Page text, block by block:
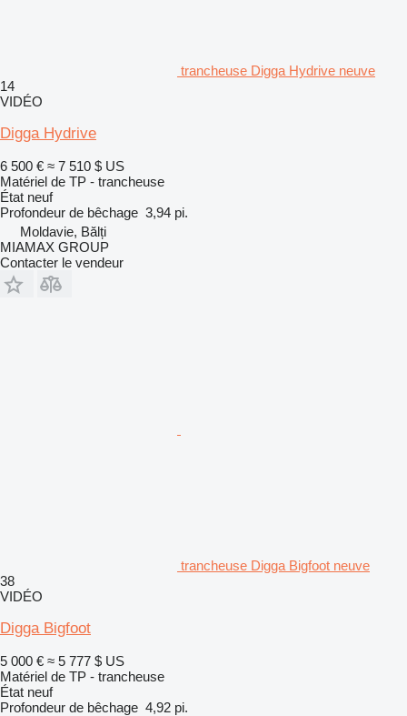
trancheuse Digga Hydrive neuve
14
VIDÉO
Digga Hydrive
6 500 € ≈ 7 510 $ US
Matériel de TP - trancheuse
État neuf
Profondeur de bêchage 3,94 pi.
Moldavie, Bălți
MIAMAX GROUP
Contacter le vendeur
trancheuse Digga Bigfoot neuve
38
VIDÉO
Digga Bigfoot
5 000 € ≈ 5 777 $ US
Matériel de TP - trancheuse
État neuf
Profondeur de bêchage 4,92 pi.